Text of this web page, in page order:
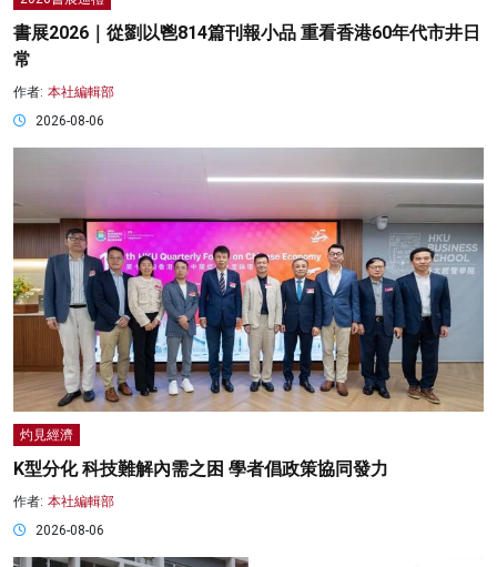
書展2026｜從劉以鬯814篇刊報小品 重看香港60年代市井日
常
作者: 本社編輯部
2026-08-06
灼見經濟
K型分化 科技難解內需之困 學者倡政策協同發力
作者: 本社編輯部
2026-08-06